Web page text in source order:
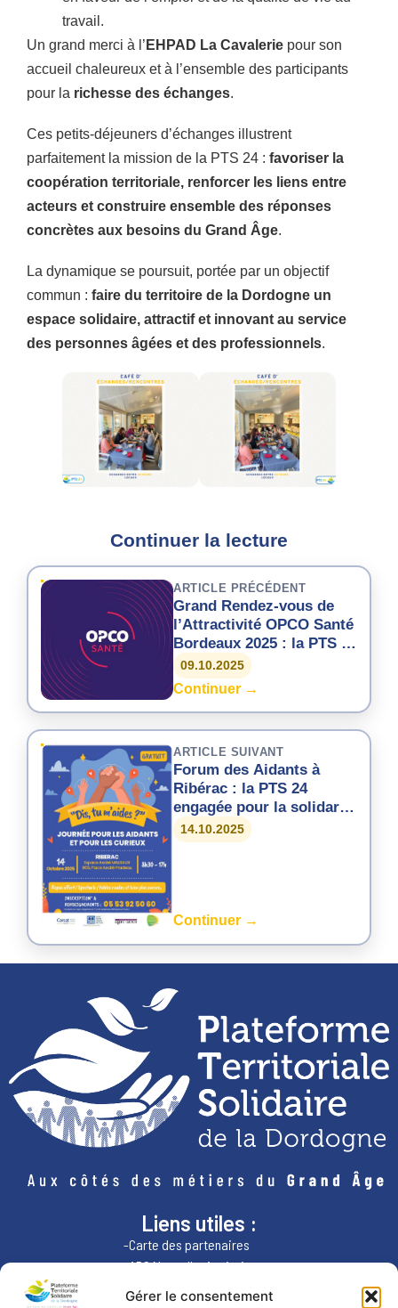
Gérer le consentement
travail.
Un grand merci à l’ EHPAD La Cavalerie pour son
accueil chaleureux et à l’ensemble des participants
pour la richesse des échanges.
Ces petits-déjeuners d’échanges illustrent
parfaitement la mission de la PTS 24 : favoriser la
coopération territoriale, renforcer les liens entre
acteurs et construire ensemble des réponses
concrètes aux besoins du Grand Âge.
La dynamique se poursuit, portée par un objectif
commun : faire du territoire de la Dordogne un
espace solidaire, attractif et innovant au service
des personnes âgées et des professionnels.
Continuer la lecture
ARTICLE PRÉCÉDENT
Grand Rendez-vous de
l’Attractivité OPCO Santé
Bordeaux 2025 : la PTS 24
engagée pour les métiers
du soin et du Grand Âge
09.10.2025
Continuer →
ARTICLE SUIVANT
Forum des Aidants à
Ribérac : la PTS 24
engagée pour la solidarité
et le soutien aux aidants
14.10.2025
Continuer →
Liens utiles :
-Carte des partenaires
-ARS Nouvelle-Aquitaine
-Région Nouvelle-Aquitaine